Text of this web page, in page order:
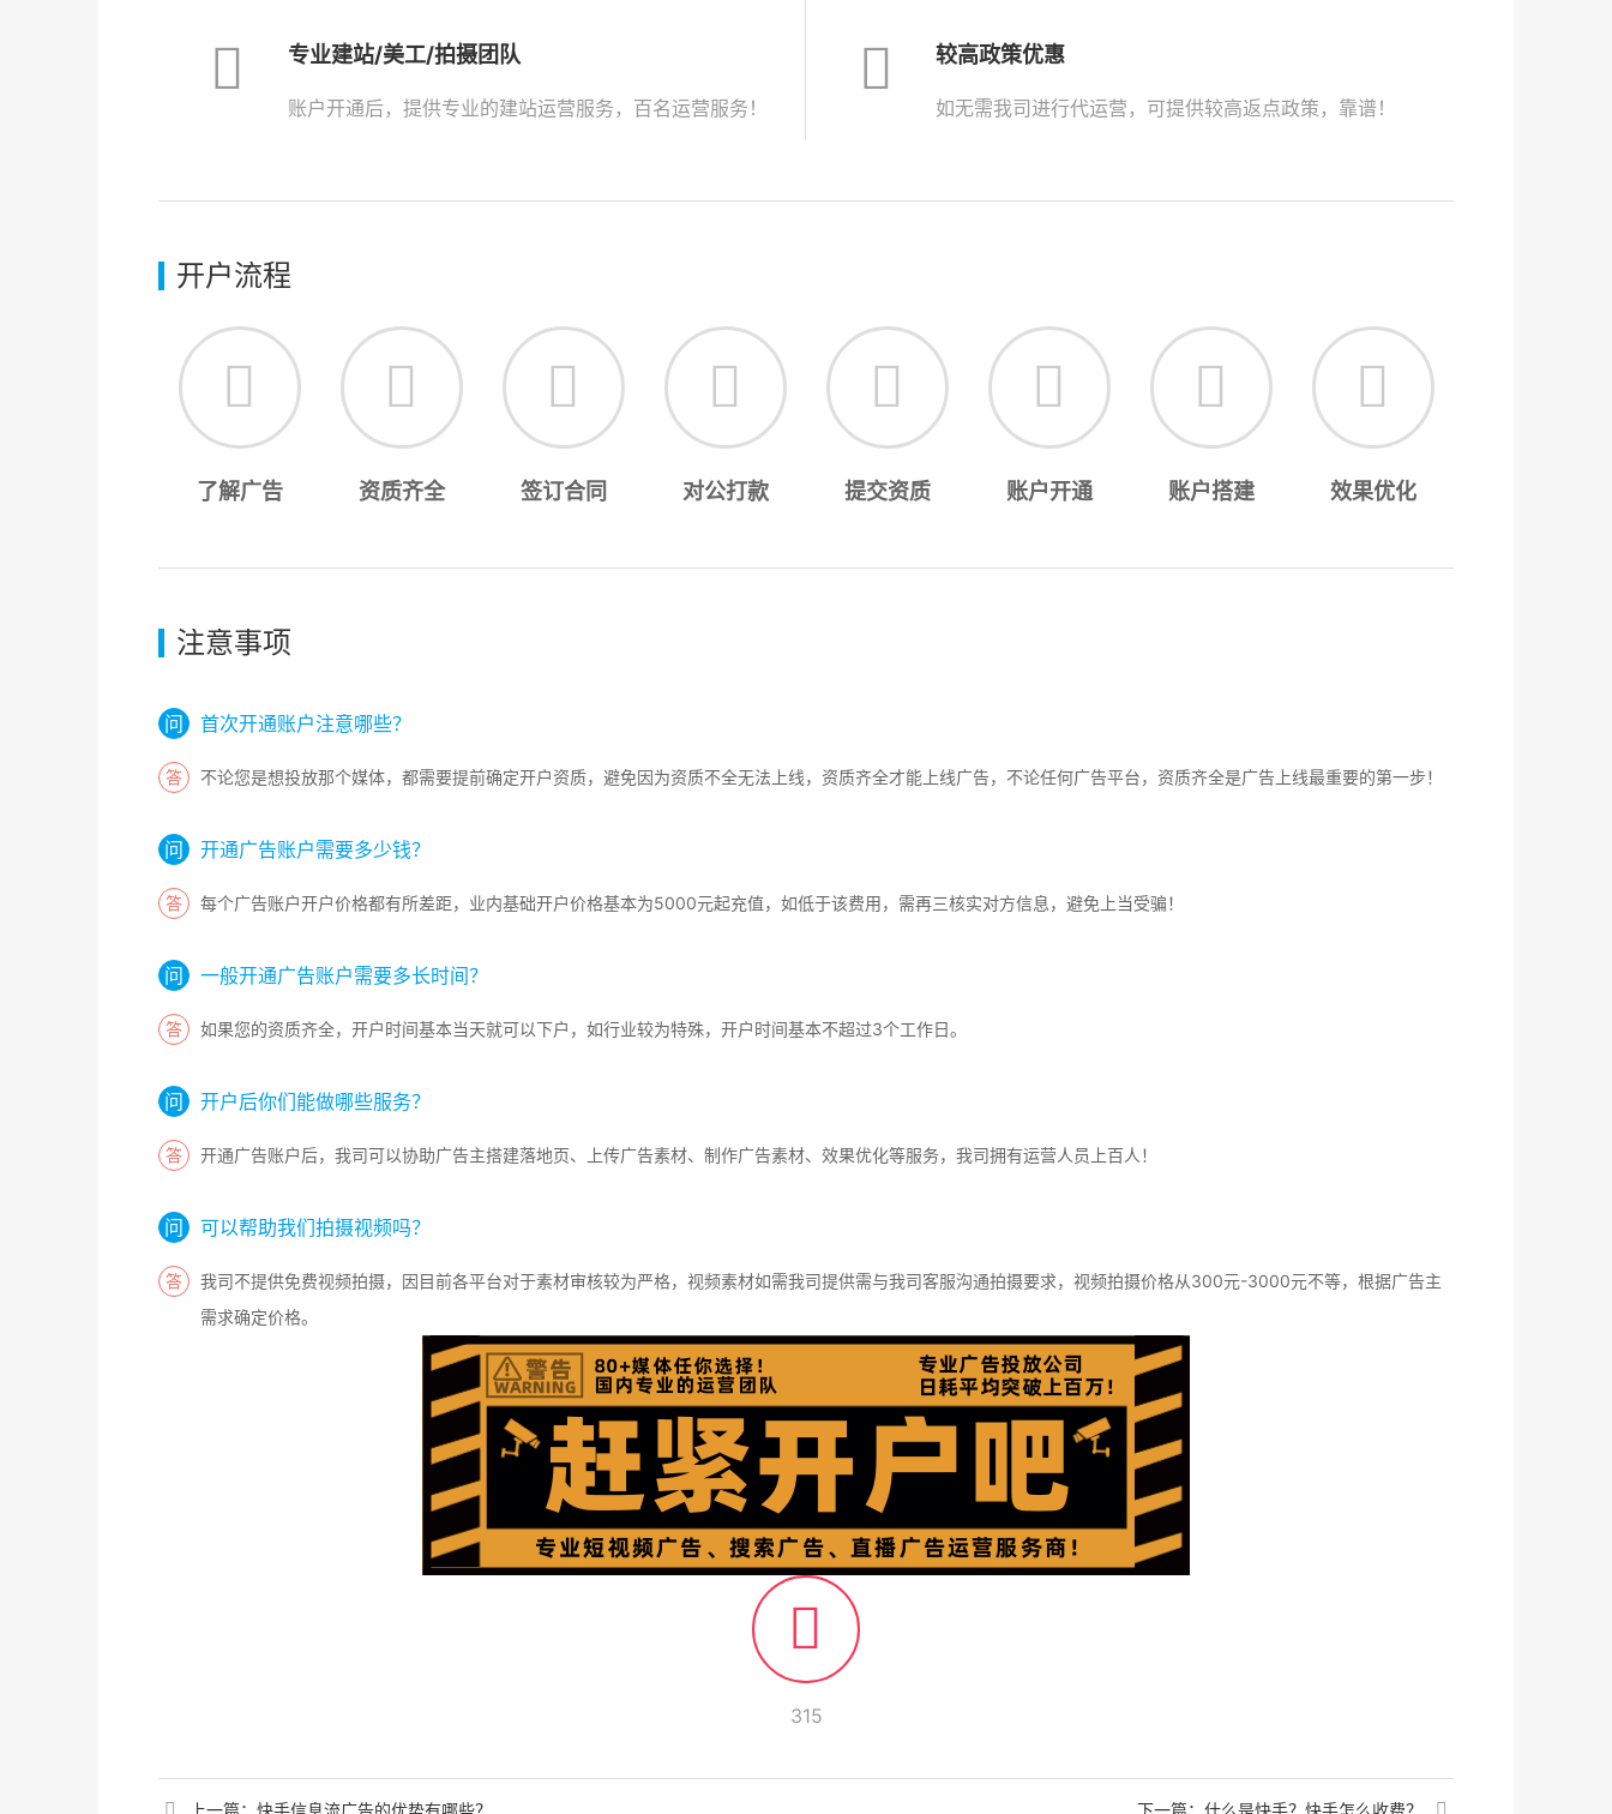
专业建站/美工/拍摄团队
账户开通后，提供专业的建站运营服务，百名运营服务！
较高政策优惠
如无需我司进行代运营，可提供较高返点政策，靠谱！
开户流程
了解广告 资质齐全 签订合同 对公打款 提交资质 账户开通 账户搭建 效果优化
注意事项
首次开通账户注意哪些？
不论您是想投放那个媒体，都需要提前确定开户资质，避免因为资质不全无法上线，资质齐全才能上线广告，不论任何广告平台，资质齐全是广告上线最重要的第一步！
开通广告账户需要多少钱？
每个广告账户开户价格都有所差距，业内基础开户价格基本为5000元起充值，如低于该费用，需再三核实对方信息，避免上当受骗！
一般开通广告账户需要多长时间？
如果您的资质齐全，开户时间基本当天就可以下户，如行业较为特殊，开户时间基本不超过3个工作日。
开户后你们能做哪些服务？
开通广告账户后，我司可以协助广告主搭建落地页、上传广告素材、制作广告素材、效果优化等服务，我司拥有运营人员上百人！
可以帮助我们拍摄视频吗？
我司不提供免费视频拍摄，因目前各平台对于素材审核较为严格，视频素材如需我司提供需与我司客服沟通拍摄要求，视频拍摄价格从300元-3000元不等，根据广告主
需求确定价格。
315
上一篇： 快手信息流广告的优势有哪些？ 下一篇：什么是快手？快手怎么收费？